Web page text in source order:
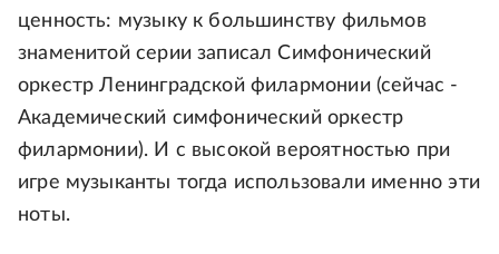
ценность: музыку к большинству фильмов
знаменитой серии записал Симфонический
оркестр Ленинградской филармонии (сейчас -
Академический симфонический оркестр
филармонии). И с высокой вероятностью при
игре музыканты тогда использовали именно эти
ноты.